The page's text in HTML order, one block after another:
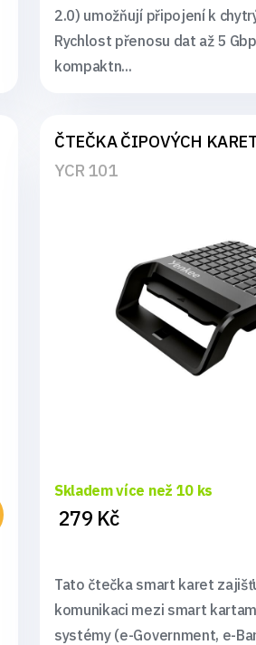
2.0) umožňují připojení k
Rychlost přenosu dat až 5
kompaktn...
ČTEČKA ČIPOVÝCH
YCR 101
Skladem více než 10 ks
279 Kč
Tato čtečka smart karet
komunikaci mezi smart
systémy (e-Government, e-